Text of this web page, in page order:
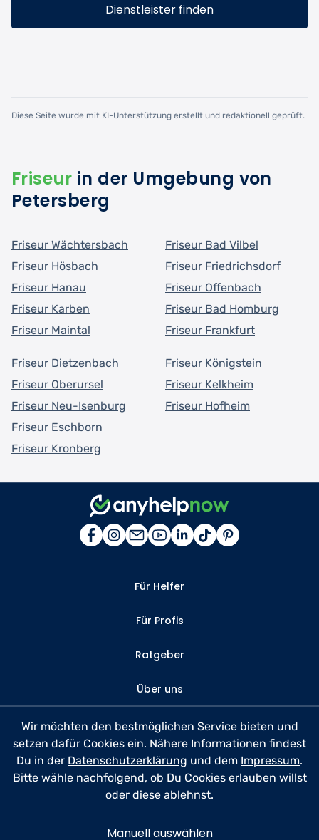
Dienstleister finden
Diese Seite wurde mit KI-Unterstützung erstellt und redaktionell geprüft.
Friseur in der Umgebung von
Petersberg
Friseur Wächtersbach
Friseur Hösbach
Friseur Hanau
Friseur Karben
Friseur Maintal
Friseur Bad Vilbel
Friseur Friedrichsdorf
Friseur Offenbach
Friseur Bad Homburg
Friseur Frankfurt
Friseur Dietzenbach
Friseur Oberursel
Friseur Neu-Isenburg
Friseur Eschborn
Friseur Kronberg
Friseur Königstein
Friseur Kelkheim
Friseur Hofheim
Für Helfer
Für Profis
Ratgeber
Über uns
Kontakt
FAQ
Datenschutz
Nutzungsbedingungen
Wir möchten den bestmöglichen Service bieten und
setzen dafür Cookies ein. Nähere Informationen findest
Du in der Datenschutzerklärung und dem Impressum.
Bitte wähle nachfolgend, ob Du Cookies erlauben willst
oder diese ablehnst.
Manuell auswählen